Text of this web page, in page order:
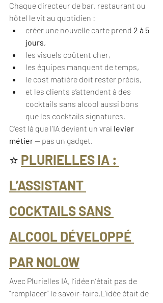
Chaque directeur de bar, restaurant ou
hôtel le vit au quotidien :
créer une nouvelle carte prend 2 à 5
jours,
les visuels coûtent cher,
les équipes manquent de temps,
le cost matière doit rester précis,
et les clients s’attendent à des
cocktails sans alcool aussi bons
que les cocktails signatures.
C’est là que l’IA devient un vrai levier
métier — pas un gadget.
⭐ PLURIELLES IA :
L’ASSISTANT
COCKTAILS SANS
ALCOOL DÉVELOPPÉ
PAR NOLOW
Avec Plurielles IA, l’idée n’était pas de
“remplacer” le savoir-faire.L’idée était de